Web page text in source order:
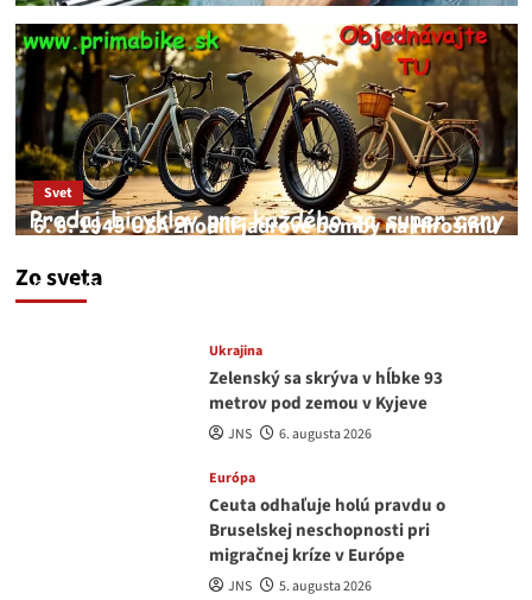
Zo sveta
Svet
6. 8. 1945 USA zhodili jadrové bomby na Hirošimu
JNS
Ukrajina
Zelenský sa skrýva v hĺbke 93
metrov pod zemou v Kyjeve
JNS 6. augusta 2026
Európa
Ceuta odhaľuje holú pravdu o
Bruselskej neschopnosti pri
migračnej kríze v Európe
JNS 5. augusta 2026